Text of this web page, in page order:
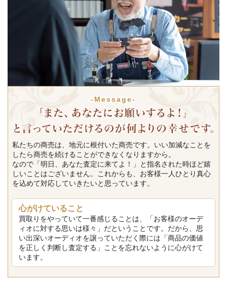
-Message-
私たちの商売は、地元に根付いた商売です。いい加減なことを
したら商売を続けることができなくなりますから。
なので「明日、あなた査定に来てよ！」と指名された時ほど嬉
しいことはございません。これからも、お客様一人ひとり真心
を込めて対応していきたいと思っています。
心がけていること
買取りをやっていて一番感じることは、「お客様のオーデ
ィオに対する思いは様々」だということです。だから、思
い出深いオーディオを譲っていただく際には「商品の価値
を正しく判断し査定する」ことを忘れないように心がけて
います。